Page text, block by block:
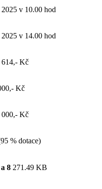
2025 v 10.00 hod
2025 v 14.00 hod
614,- Kč
Kč
000,- Kč
% dotace)
8 271.49 KB